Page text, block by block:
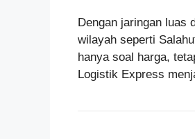
Dengan jaringan luas
wilayah seperti
hanya soal harga,
Logistik Express